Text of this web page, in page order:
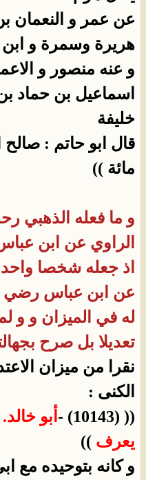
عن عمر و النعمان
هريرة وسمرة و ابن
و عنه منصور و
اسماعيل بن حماد
خليفة
قال ابو حاتم :
مائة ))
و ما فعله الذهبي
الراوي عن ابن
اذ جعله شخصا
عن ابن عباس رضي
له في الميزان و و
تعديلا بل صرح
نقرا من ميزان
الكنى :
(( (10143) -
أبو خالد.
يعرف ))
و كانه بتوحيده مع